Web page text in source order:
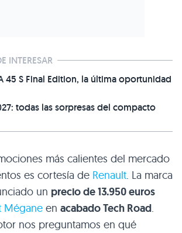
INTERESAR
45 S Final Edition, la última oportunidad
todas las sorpresas del compacto
más calientes del mercado
es cortesía de Renault . La marca
un precio de 13.950 euros
Mégane en acabado Tech Road
nos preguntamos en qué